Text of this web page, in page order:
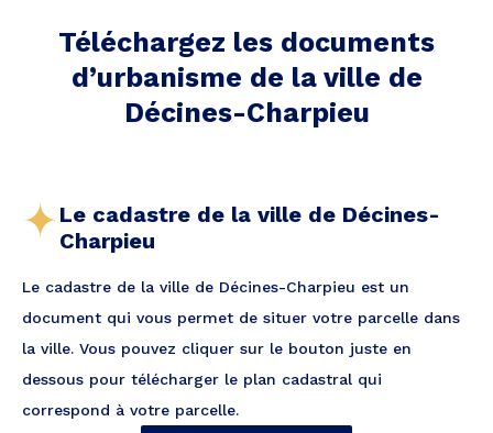
Téléchargez les documents
d’urbanisme de la ville de
Décines-Charpieu
Le cadastre de la ville de Décines-
Charpieu
Le cadastre de la ville de Décines-Charpieu est un
document qui vous permet de situer votre parcelle dans
la ville. Vous pouvez cliquer sur le bouton juste en
dessous pour télécharger le plan cadastral qui
correspond à votre parcelle.